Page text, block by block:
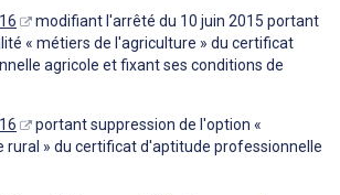
modifiant l'arrêté du 10 juin 2015 portant
« métiers de l'agriculture » du certificat
agricole et fixant ses conditions de
portant suppression de l'option «
rural » du certificat d'aptitude professionnelle